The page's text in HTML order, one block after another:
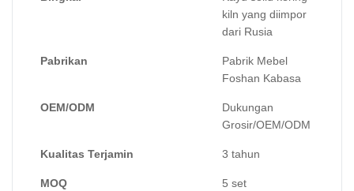
kiln yang diimpor
dari Rusia
Pabrikan
Pabrik Mebel
Foshan Kabasa
OEM/ODM
Dukungan
Grosir/OEM/ODM
Kualitas Terjamin 3 tahun
MOQ 5 set